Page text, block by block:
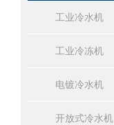
工业冷水机
工业冷冻机
电镀冷水机
开放式冷水机